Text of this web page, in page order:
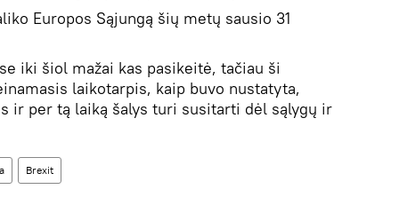
Europos Sąjungą šių metų sausio 31
iki šiol mažai kas pasikeitė, tačiau ši
laikotarpis, kaip buvo nustatyta,
ir per tą laiką šalys turi susitarti dėl sąlygų ir
Brexit